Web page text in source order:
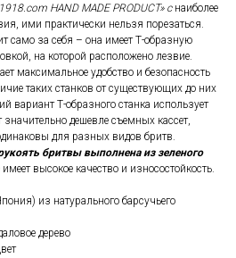
HAND MADE PRODUCT» с наиболее
ими практически нельзя порезаться.
само за себя – она имеет Т-образную
на которой расположено лезвие.
максимальное удобство и безопасность
таких станков от существующих до них
вариант Т-образного станка использует
значительно дешевле съемных кассет,
для разных видов бритв.
бритвы выполнена из зеленого
имеет высокое качество и износостойкость.
из натурального барсучьего
дерево